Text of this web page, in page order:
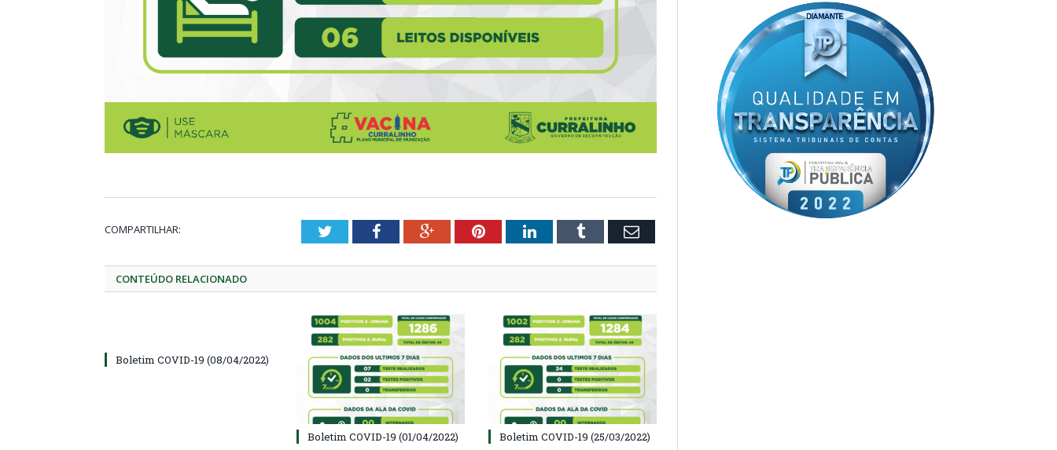
COMPARTILHAR: TwitterFacebookGoogle+PinterestLinkedInTumblr Email
CONTEÚDO RELACIONADO
Boletim COVID-19 (08/04/2022)
Boletim COVID-19 (01/04/2022) Boletim COVID-19 (25/03/2022)